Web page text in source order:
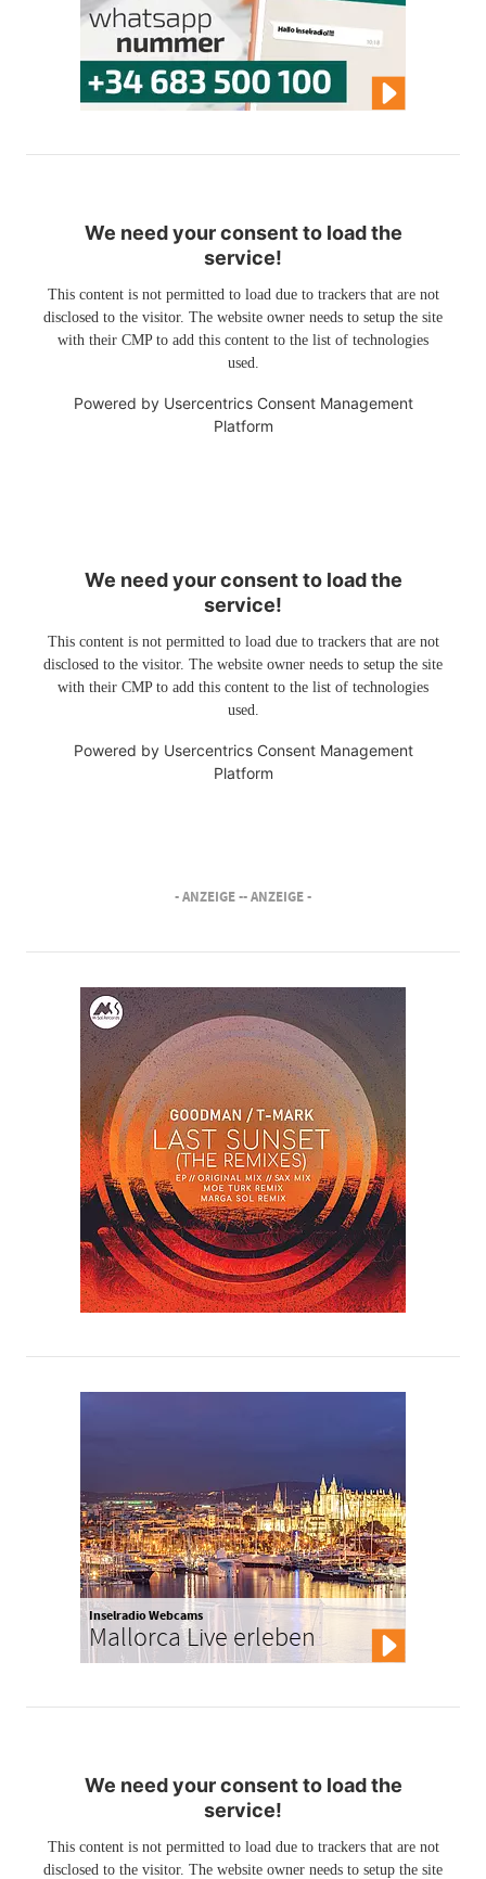
We need your consent to load the
service!
This content is not permitted to load due to trackers that are not
disclosed to the visitor. The website owner needs to setup the site
with their CMP to add this content to the list of technologies
used.
Powered by Usercentrics Consent Management
Platform
We need your consent to load the
service!
This content is not permitted to load due to trackers that are not
disclosed to the visitor. The website owner needs to setup the site
with their CMP to add this content to the list of technologies
used.
Powered by Usercentrics Consent Management
Platform
- ANZEIGE -- ANZEIGE -
Inselradio Webcams
Mallorca Live erleben
We need your consent to load the
service!
This content is not permitted to load due to trackers that are not
disclosed to the visitor. The website owner needs to setup the site